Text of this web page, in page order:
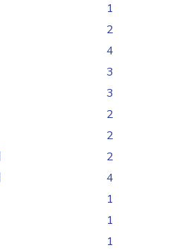
1
2
4
3
3
2
2
2
4
1
1
1